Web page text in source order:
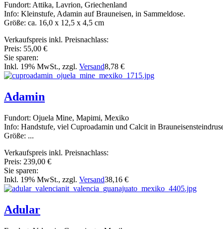
Fundort: Attika, Lavrion, Griechenland
Info: Kleinstufe, Adamin auf Brauneisen, in Sammeldose.
Größe: ca. 16,0 x 12,5 x 4,5 cm
Verkaufspreis inkl. Preisnachlass:
Preis: 55,00 €
Sie sparen:
Inkl. 19% MwSt., zzgl. Versand8,78 €
Adamin
Fundort: Ojuela Mine, Mapimi, Mexiko
Info: Handstufe, viel Cuproadamin und Calcit in
Größe: ...
Verkaufspreis inkl. Preisnachlass:
Preis: 239,00 €
Sie sparen:
Inkl. 19% MwSt., zzgl. Versand38,16 €
Adular